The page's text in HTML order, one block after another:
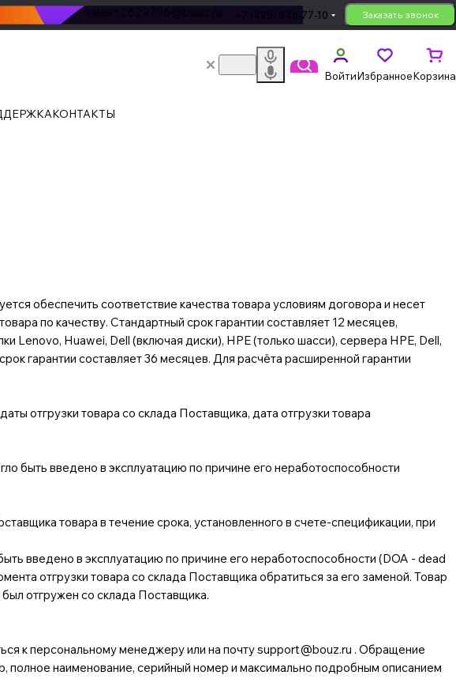
sales+2629796@bouz.ru +7 (495) 846-77-10 Заказать звонок
ВойтиИзбранноеКорзина
КОНТАКТЫ
обеспечить соответствие качества товара условиям договора и несет
по качеству. Стандартный срок гарантии составляет 12 месяцев,
Lenovo, Huawei, Dell (включая диски), HPE (только шасси), сервера HPE, Dell,
гарантии составляет 36 месяцев. Для расчёта расширенной гарантии
отгрузки товара со склада Поставщика, дата отгрузки товара
быть введено в эксплуатацию по причине его неработоспособности
товара в течение срока, установленного в счете-спецификации, при
введено в эксплуатацию по причине его неработоспособности (DOA - dead
отгрузки товара со склада Поставщика обратиться за его заменой. Товар
отгружен со склада Поставщика.
к персональному менеджеру или на почтуsupport@bouz.ru . Обращение
полное наименование, серийный номер и максимально подробным описанием